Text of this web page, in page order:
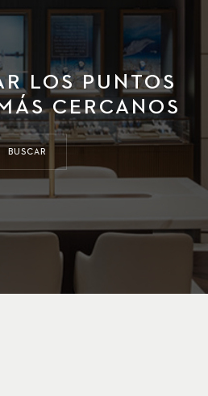
LOS PUNTOS
CERCANOS
BUSCAR